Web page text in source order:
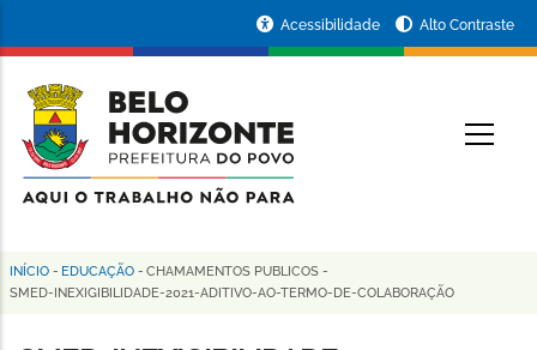
conteúdo
principal
da
Prefeitura
de
Horizonte
Acessibilidade Alto Contraste
Trilha
INÍCIO - EDUCAÇÃO - CHAMAMENTOS PUBLICOS -
SMED-INEXIGIBILIDADE-2021-ADITIVO-AO-TERMO-DE-COLABORAÇÃO